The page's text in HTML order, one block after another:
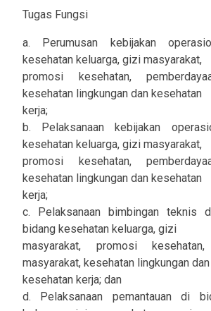
Tugas Fungsi
a. Perumusan kebijakan
kesehatan keluarga, gizi masyarakat,
promosi kesehatan,
kesehatan lingkungan dan kesehatan
kerja;
b. Pelaksanaan kebijakan
kesehatan keluarga, gizi masyarakat,
promosi kesehatan,
kesehatan lingkungan dan kesehatan
kerja;
c. Pelaksanaan bimbingan teknis
bidang kesehatan keluarga, gizi
masyarakat, promosi kesehatan,
masyarakat, kesehatan lingkungan dan
kesehatan kerja; dan
d. Pelaksanaan pemantauan di